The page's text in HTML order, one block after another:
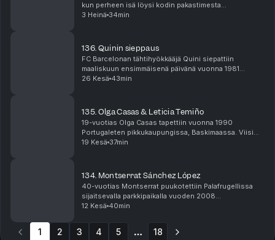
kun perheen isä löysi kodin pakastimesta
vastasyntyneen vauvan ruumiin. Eivätkä yllätykset
3 Heinä 34min
136. Quinin sieppaus
FC Barcelonan tähtihyökkääjä Quini siepattiin
maaliskuun ensimmäisenä päivänä vuonna 1981
Barcelonassa. Etsinnät käynnistyivät välittömästi,
26 Kesä 43min
135. Olga Casas & Leticia Temiño
19-vuotias Olga Casas tapettiin vuonna 1990
Portugaleten pikkukaupungissa, Baskimaassa. Viisi
vuotta myöhemmin surmansa sai 18-vuotias Leticia
19 Kesä 37min
134. Montserrat Sánchez López
40-vuotias Montserrat puukotettiin Palafrugellissa
sijaitsevalla parkkipaikalla vuoden 2008
marraskuussa. Rikospaikalta löytyi myös syyllisen
s...
12 Kesä 40min
1 2 3 4 5 18